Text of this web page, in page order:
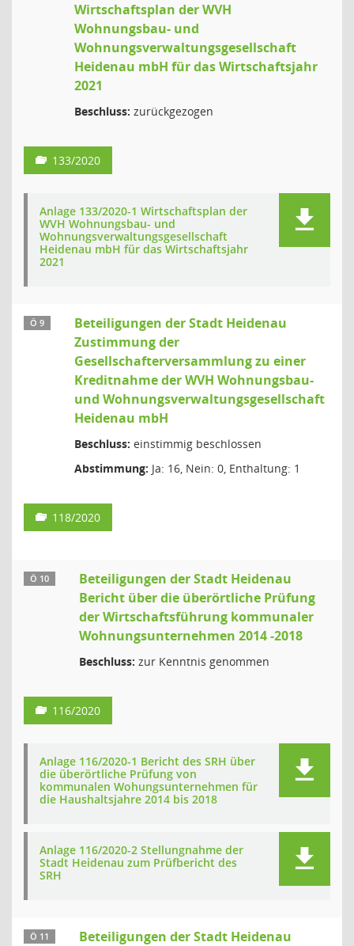
Wirtschaftsplan der WVH
Wohnungsbau- und
Wohnungsverwaltungsgesellschaft
Heidenau mbH für das Wirtschaftsjahr
2021
Beschluss: zurückgezogen
133/2020
Anlage 133/2020-1 Wirtschaftsplan der
WVH Wohnungsbau- und
Wohnungsverwaltungsgesellschaft
Heidenau mbH für das Wirtschaftsjahr
2021
Ö 9
Beteiligungen der Stadt Heidenau
Zustimmung der
Gesellschafterversammlung zu einer
Kreditnahme der WVH Wohnungsbau-
und Wohnungsverwaltungsgesellschaft
Heidenau mbH
Beschluss: einstimmig beschlossen
Abstimmung: Ja: 16, Nein: 0, Enthaltung: 1
118/2020
Ö 10
Beteiligungen der Stadt Heidenau
Bericht über die überörtliche Prüfung
der Wirtschaftsführung kommunaler
Wohnungsunternehmen 2014 -2018
Beschluss: zur Kenntnis genommen
116/2020
Anlage 116/2020-1 Bericht des SRH über
die überörtliche Prüfung von
kommunalen Wohungsunternehmen für
die Haushaltsjahre 2014 bis 2018
Anlage 116/2020-2 Stellungnahme der
Stadt Heidenau zum Prüfbericht des
SRH
Ö 11
Beteiligungen der Stadt Heidenau